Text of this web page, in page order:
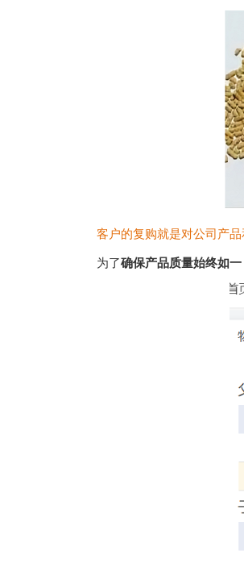
客户的复购就是对公司产
为了确保产品质量始终如